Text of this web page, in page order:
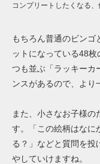
コンプリートしたくなる、
もちろん普通のビンゴ
ットになっている48枚
つも並ぶ「ラッキーカ
ンスがあるので、より
また、小さなお子様の
す。「この絵柄はなに
る？」などと質問を投
やしていけますね。